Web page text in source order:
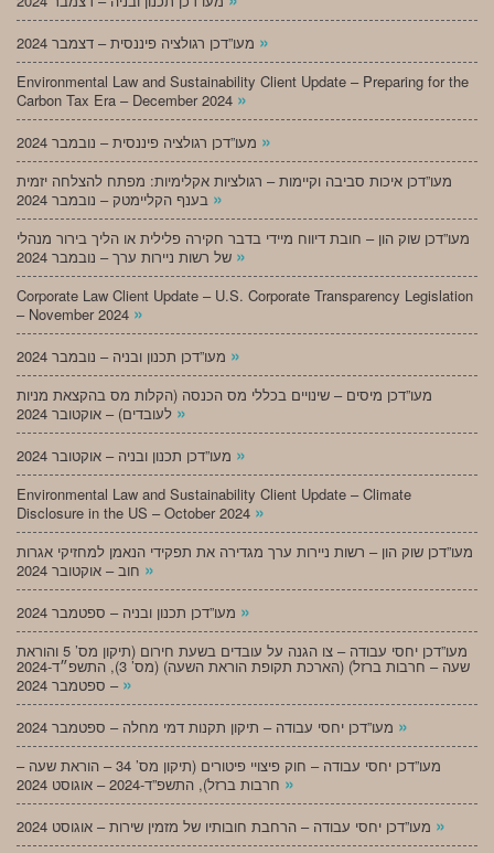
»
Environmental Law and Sustainability Client Update – Preparing for the
Carbon Tax Era – December 2024 »
»
מעו”דכן איכות סביבה וקיימות – רגולציות אקלימיות: מפתח להצלחה יזמית
»
מעו”דכן שוק הון – חובת דיווח מיידי בדבר חקירה פלילית או הליך בירור מנהלי
»
Corporate Law Client Update – U.S. Corporate Transparency Legislation
– November 2024 »
»
מעו”דכן מיסים – שינויים בכללי מס הכנסה (הקלות מס בהקצאת מניות
»
»
Environmental Law and Sustainability Client Update – Climate
Disclosure in the US – October 2024 »
מעו”דכן שוק הון – רשות ניירות ערך מגדירה את תפקידי הנאמן למחזיקי אגרות
»
»
מעו”דכן יחסי עבודה – צו הגנה על עובדים בשעת חירום (תיקון מס’ 5 והוראת
שעה – חרבות ברזל) (הארכת תקופת הוראת השעה) (מס’ 3), התשפ״ד-2024
– ספטמבר 2024 »
»
מעו”דכן יחסי עבודה – חוק פיצויי פיטורים (תיקון מס’ 34 – הוראת שעה –
»
»